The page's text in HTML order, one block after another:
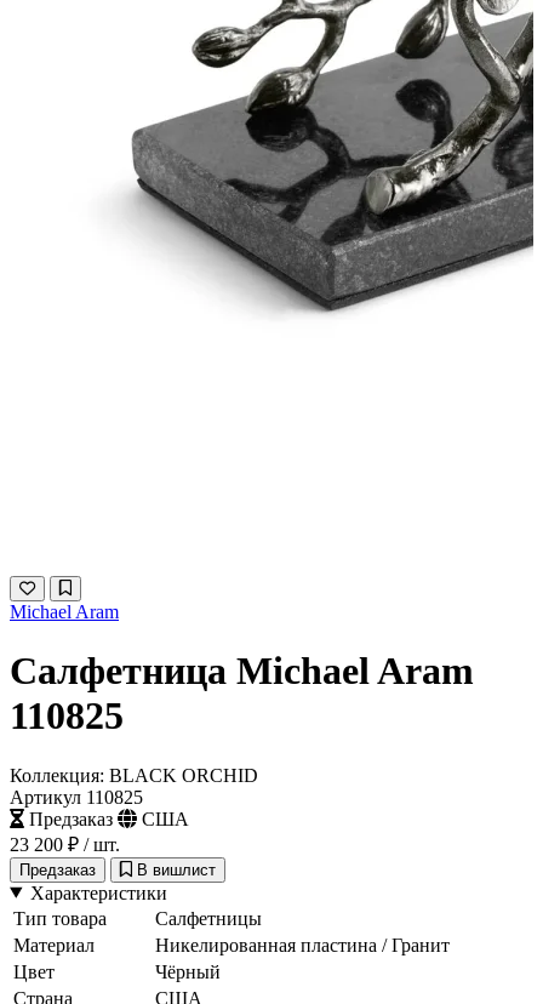
Michael Aram
Салфетница Michael Aram
110825
Коллекция: BLACK ORCHID
Артикул 110825
Предзаказ
США
23 200 ₽ / шт.
Предзаказ В вишлист
Характеристики
Тип товара
Салфетницы
Материал
Никелированная пластина / Гранит
Цвет
Чёрный
Страна
США